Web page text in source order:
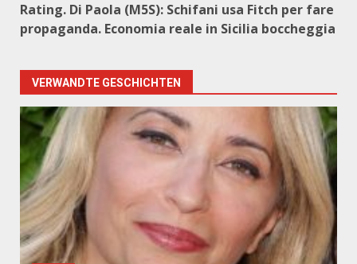
Rating. Di Paola (M5S): Schifani usa Fitch per fare
propaganda. Economia reale in Sicilia boccheggia
VERWANDTE GESCHICHTEN